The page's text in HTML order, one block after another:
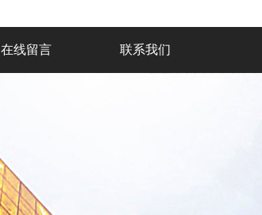
在线留言 联系我们